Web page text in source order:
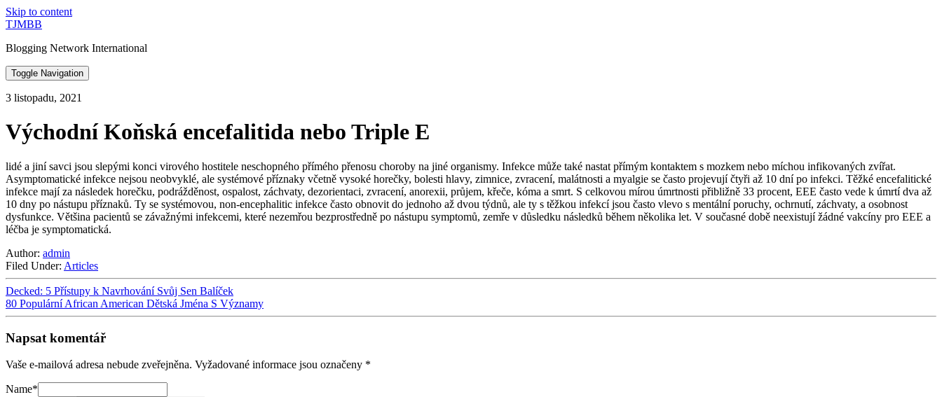
Skip to content
TJMBB
Blogging Network International
Toggle Navigation
3 listopadu, 2021
Východní Koňská encefalitida nebo Triple E
lidé a jiní savci jsou slepými konci virového hostitele neschopného přímého přenosu choroby na jiné organismy. Infekce může také nastat přímým kontaktem s mozkem nebo míchou infikovaných zvířat.
Asymptomatické infekce nejsou neobvyklé, ale systémové příznaky včetně vysoké horečky, bolesti hlavy, zimnice, zvracení, malátnosti a myalgie se často projevují čtyři až 10 dní po infekci. Těžké encefalitické
infekce mají za následek horečku, podrážděnost, ospalost, záchvaty, dezorientaci, zvracení, anorexii, průjem, křeče, kóma a smrt. S celkovou mírou úmrtnosti přibližně 33 procent, EEE často vede k úmrtí dva až
10 dny po nástupu příznaků. Ty se systémovou, non-encephalitic infekce často obnovit do jednoho až dvou týdnů, ale ty s těžkou infekcí jsou často vlevo s mentální poruchy, ochrnutí, záchvaty, a osobnost
dysfunkce. Většina pacientů se závažnými infekcemi, které nezemřou bezprostředně po nástupu symptomů, zemře v důsledku následků během několika let. V současné době neexistují žádné vakcíny pro EEE a
léčba je symptomatická.
Author: admin
Filed Under: Articles
Decked: 5 Přístupy k Navrhování Svůj Sen Balíček
80 Populární African American Dětská Jména S Významy
Napsat komentář
Vaše e-mailová adresa nebude zveřejněna. Vyžadované informace jsou označeny *
Name*